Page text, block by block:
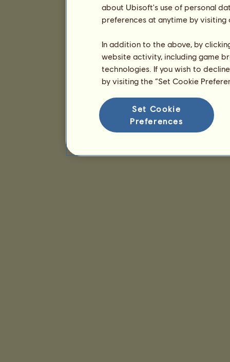
about Ubisoft's use of personal
preferences at anytime by
In addition to the above, by
website activity, including game
technologies. If you wish to
by visiting the “Set Cookie
Set Cookie
Preferences